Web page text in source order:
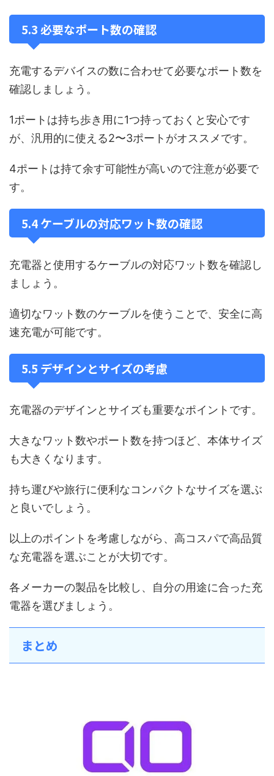
5.3 必要なポート数の確認
充電するデバイスの数に合わせて必要なポート数を
確認しましょう。
1ポートは持ち歩き用に1つ持っておくと安心です
が、汎用的に使える2〜3ポートがオススメです。
4ポートは持て余す可能性が高いので注意が必要で
す。
5.4 ケーブルの対応ワット数の確認
充電器と使用するケーブルの対応ワット数を確認し
ましょう。
適切なワット数のケーブルを使うことで、安全に高
速充電が可能です。
5.5 デザインとサイズの考慮
充電器のデザインとサイズも重要なポイントです。
大きなワット数やポート数を持つほど、本体サイズ
も大きくなります。
持ち運びや旅行に便利なコンパクトなサイズを選ぶ
と良いでしょう。
以上のポイントを考慮しながら、高コスパで高品質
な充電器を選ぶことが大切です。
各メーカーの製品を比較し、自分の用途に合った充
電器を選びましょう。
まとめ